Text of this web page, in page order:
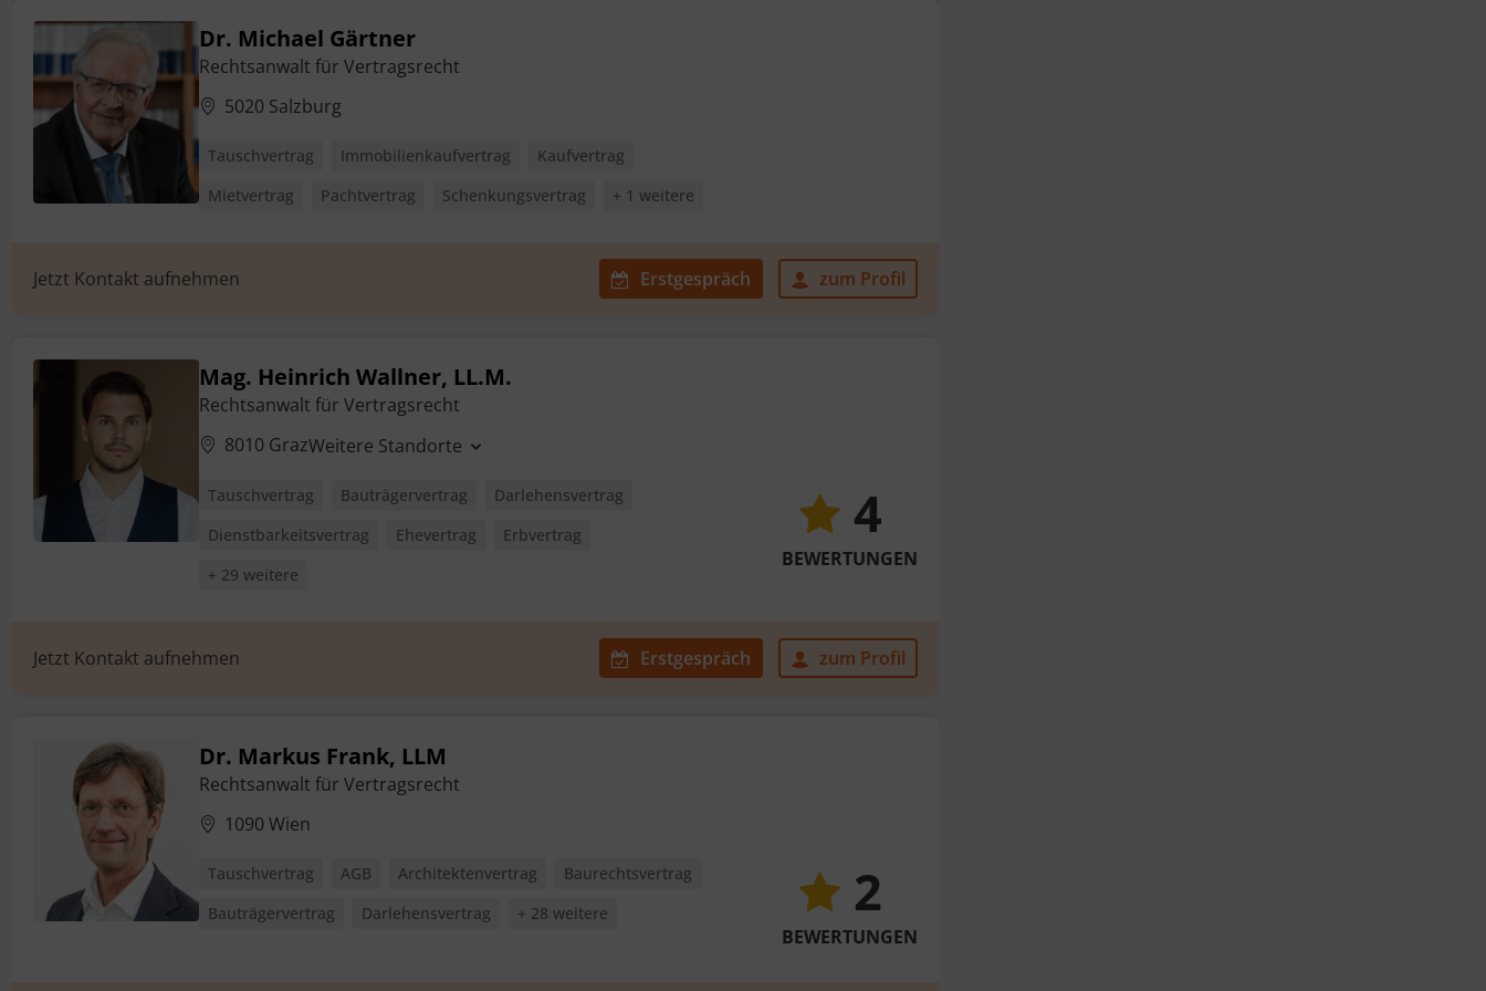
Dr. Michael Gärtner
Rechtsanwalt für Vertragsrecht
5020 Salzburg
Tauschvertrag Immobilienkaufvertrag
Kaufvertrag
Mietvertrag
Pachtvertrag Schenkungsvertrag + 1 weitere
Jetzt Kontakt aufnehmen Erstgespräch zum Profil
Mag. Heinrich Wallner, LL.M.
Rechtsanwalt für Vertragsrecht
8010 GrazWeitere Standorte
Tauschvertrag Bauträgervertrag
Darlehensvertrag
Dienstbarkeitsvertrag
Ehevertrag
Erbvertrag
+ 29 weitere
4
BEWERTUNGEN
Jetzt Kontakt aufnehmen Erstgespräch zum Profil
Dr. Markus Frank, LLM
Rechtsanwalt für Vertragsrecht
1090 Wien
Tauschvertrag AGB Architektenvertrag
Baurechtsvertrag
Bauträgervertrag
Darlehensvertrag + 28 weitere 2
BEWERTUNGEN